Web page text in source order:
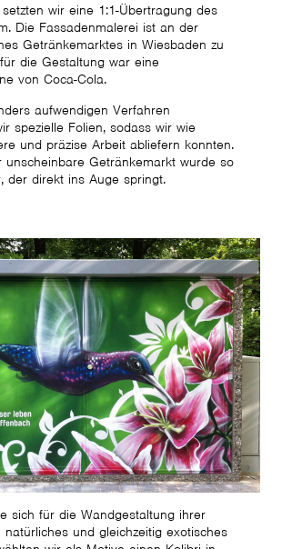
wir eine 1:1-Übertragung des
Die Fassadenmalerei ist an der
Getränkemarktes in Wiesbaden zu
die Gestaltung war eine
von Coca-Cola.
aufwendigen Verfahren
spezielle Folien, sodass wir wie
und präzise Arbeit abliefern konnten.
unscheinbare Getränkemarkt wurde so
der direkt ins Auge springt.
sich für die Wandgestaltung ihrer
und gleichzeitig exotisches